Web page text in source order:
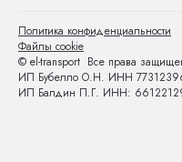
© el-transport Все права
ИП Бубелло О.Н. ИНН
ИП Балдин П.Г. ИНН:
Политика конфиденциальности
Файлы cookie